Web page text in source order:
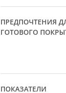
ПРЕДПОЧТЕНИЯ
ГОТОВОГО
ПОКАЗАТЕЛИ